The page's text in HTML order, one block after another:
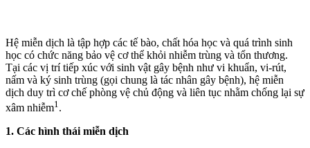
Hệ miễn dịch là tập hợp các tế bào, chất hóa học và quá trình sinh
học có chức năng bảo vệ cơ thể khỏi nhiễm trùng và tổn thương.
Tại các vị trí tiếp xúc với sinh vật gây bệnh như vi khuẩn, vi-rút,
nấm và ký sinh trùng (gọi chung là tác nhân gây bệnh), hệ miễn
dịch duy trì cơ chế phòng vệ chủ động và liên tục nhằm chống lại sự
xâm nhiễm1.
1. Các hình thái miễn dịch